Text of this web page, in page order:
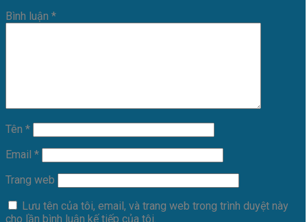
Bình luận *
Tên *
Email *
Trang web
Lưu tên của tôi, email, và trang web trong trình duyệt này
cho lần bình luận kế tiếp của tôi.